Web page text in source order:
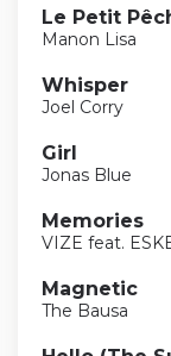
Le Petit
Manon Lisa
Whisper
Joel Corry
Girl
Jonas Blue
Memories
VIZE feat.
Magnetic
The Bausa